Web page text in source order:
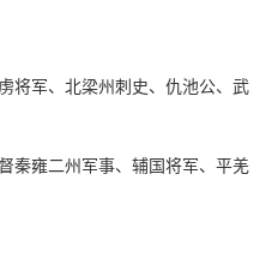
将军、北梁州刺史、仇池公、武
秦雍二州军事、辅国将军、平羌